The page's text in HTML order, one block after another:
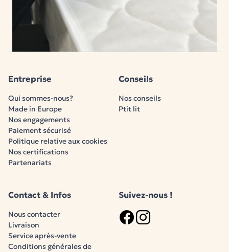
Entreprise
Qui sommes-nous?
Made in Europe
Nos engagements
Paiement sécurisé
Politique relative aux cookies
Nos certifications
Partenariats
Conseils
Nos conseils
Ptit lit
Contact & Infos
Nous contacter
Livraison
Service après-vente
Conditions générales de
Suivez-nous !